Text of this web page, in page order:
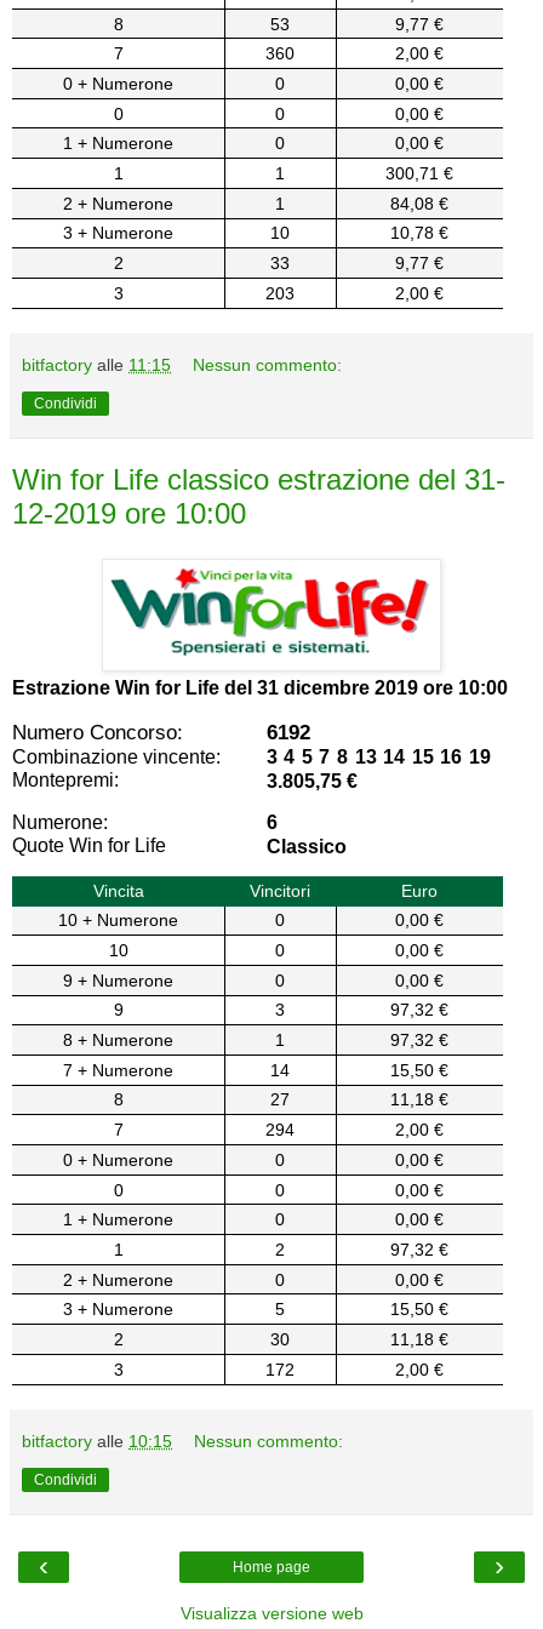
8
53
9,77 €
7
360
2,00 €
0 + Numerone
0
0,00 €
0
0
0,00 €
1 + Numerone
0
0,00 €
1
1
300,71 €
2 + Numerone
1
84,08 €
3 + Numerone
10
10,78 €
2
33
9,77 €
3
203 2,00 €
bitfactory alle 11:15 Nessun commento:
Condividi
Win for Life classico estrazione del 31-
12-2019 ore 10:00
Estrazione Win for Life del 31 dicembre 2019 ore 10:00
Numero Concorso: 6192
Combinazione vincente:
3 4 5 7 8 13 14 15 16 19
Montepremi:
3.805,75 €
Numerone:
6
Quote Win for Life
Classico
Vincita Vincitori
Euro
10 + Numerone
0
0,00 €
10
0
0,00 €
9 + Numerone
0
0,00 €
9
3
97,32 €
8 + Numerone
1
97,32 €
7 + Numerone
14
15,50 €
8
27
11,18 €
7
294
2,00 €
0 + Numerone
0
0,00 €
0
0
0,00 €
1 + Numerone
0
0,00 €
1
2
97,32 €
2 + Numerone
0
0,00 €
3 + Numerone
5
15,50 €
2
30
11,18 €
3
172 2,00 €
bitfactory alle 10:15 Nessun commento:
Condividi
‹ ›
Home page
Visualizza versione web